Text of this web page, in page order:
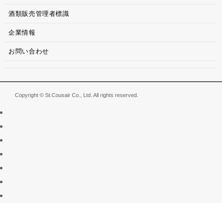
酒類販売管理者標識
企業情報
お問い合わせ
Copyright © St.Cousair Co., Ltd. All rights reserved.